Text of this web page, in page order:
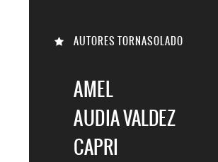
AUTORES TORNASOLADO
AMEL
AUDIA VALDEZ
CAPRI